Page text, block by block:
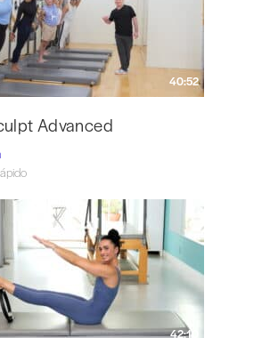
40:52
Advanced
42:10